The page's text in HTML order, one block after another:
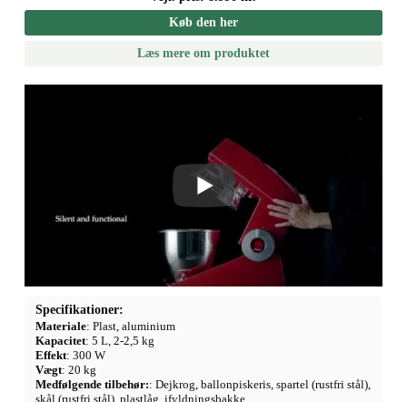
Køb den her
Læs mere om produktet
Specifikationer:
Materiale: Plast, aluminium
Kapacitet: 5 L, 2-2,5 kg
Effekt: 300 W
Vægt: 20 kg
Medfølgende tilbehør:: Dejkrog, ballonpiskeris, spartel (rustfri stål),
skål (rustfri stål), plastlåg, ifyldningsbakke